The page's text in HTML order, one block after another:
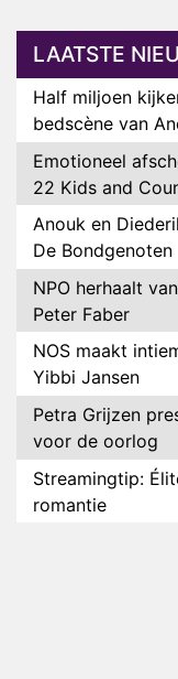
LAATSTE
Half miljoen
bedscène van
Emotioneel
22 Kids and
Anouk en
De Bondgenoten
NPO herhaalt
Peter Faber
NOS maakt
Yibbi Jansen
Petra Grijzen
voor de oorlog
Streamingtip:
romantie